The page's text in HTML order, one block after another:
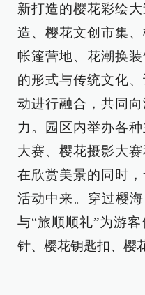
新打造的樱花彩绘
造、樱花文创市集
帐篷营地、花潮换
的形式与传统文化
动进行融合，共同
力。园区内举办各
大赛、樱花摄影大
在欣赏美景的同时
活动中来。穿过樱
与“旅顺顺礼”为游
针、樱花钥匙扣、樱